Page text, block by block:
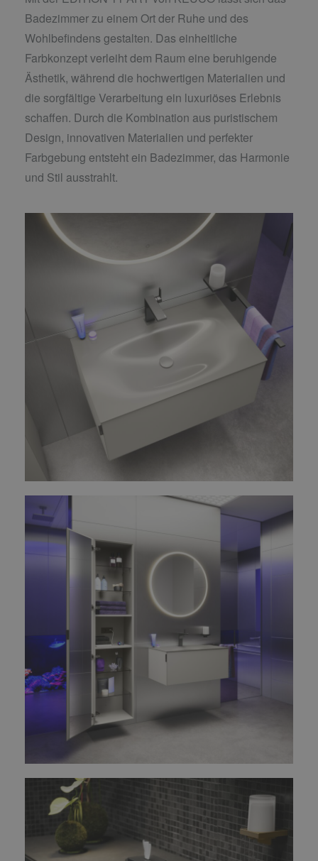
Badezimmer zu einem Ort der Ruhe und des
Wohlbefindens gestalten. Das einheitliche
Farbkonzept verleiht dem Raum eine beruhigende
Ästhetik, während die hochwertigen Materialien und
die sorgfältige Verarbeitung ein luxuriöses Erlebnis
schaffen. Durch die Kombination aus puristischem
Design, innovativen Materialien und perfekter
Farbgebung entsteht ein Badezimmer, das Harmonie
und Stil ausstrahlt.